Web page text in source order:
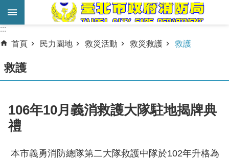
跳到主要內容區塊
進
搜
尋
業
務
服
:::
:::
首頁
民力園地 救災活動 救災救護 救護
救護
106年10月義消救護大隊駐地揭牌典
禮
本市義勇消防總隊第二大隊救護中隊於102年升格為